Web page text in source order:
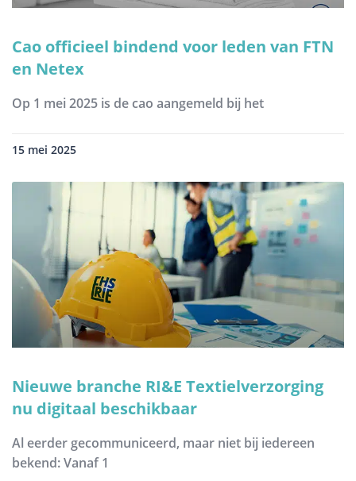
Cao officieel bindend voor leden van FTN
en Netex
Op 1 mei 2025 is de cao aangemeld bij het
15 mei 2025
Nieuwe branche RI&E Textielverzorging
nu digitaal beschikbaar
Al eerder gecommuniceerd, maar niet bij iedereen
bekend: Vanaf 1